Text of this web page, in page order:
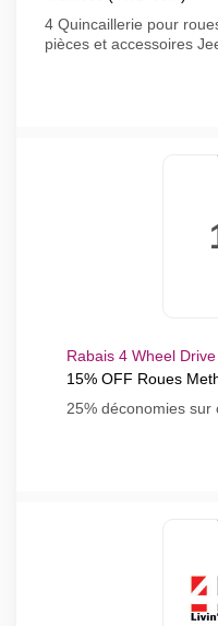
4 Quincaillerie pour
pièces et accessoires
Rabais 4 Wheel Drive
15% OFF Roues
25% déconomies sur